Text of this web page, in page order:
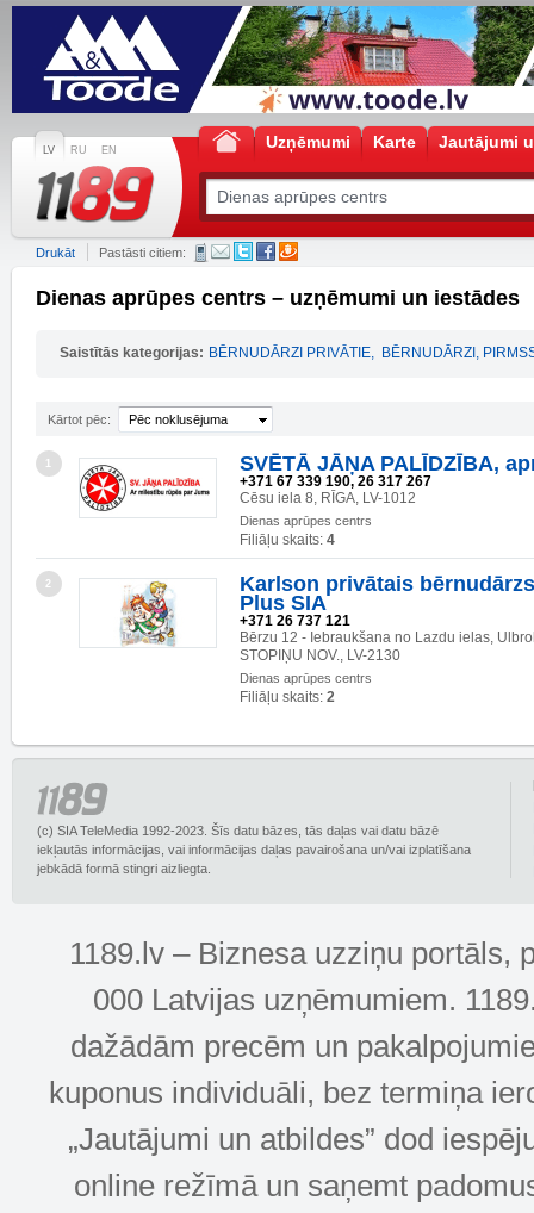
LV RU EN Uzņēmumi Karte Jautājumi
Drukāt Pastāsti citiem:
Dienas aprūpes centrs – uzņēmumi un iestādes
Saistītās kategorijas: BĒRNUDĀRZI PRIVĀTIE, BĒRNUDĀRZI,
Kārtot pēc: Pēc noklusējuma
1 SVĒTĀ JĀŅA PALĪDZĪBA,
+371 67 339 190, 26 317 267
Cēsu iela 8, RĪGA, LV-1012
Dienas aprūpes centrs
Filiāļu skaits: 4
2
Karlson privātais
Plus SIA
+371 26 737 121
Bērzu 12 - Iebraukšana no Lazdu ielas,
STOPIŅU NOV., LV-2130
Dienas aprūpes centrs
Filiāļu skaits: 2
(c) SIA TeleMedia 1992-2023. Šīs datu bāzes, tās daļas vai datu bāzē
iekļautās informācijas, vai informācijas daļas pavairošana un/vai izplatīšana
jebkādā formā stingri aizliegta.
1189.lv – Biznesa uzziņu portāls,
000 Latvijas uzņēmumiem.
dažādām precēm un
kuponus individuāli, bez termiņa
„Jautājumi un atbildes” dod
online režīmā un saņemt